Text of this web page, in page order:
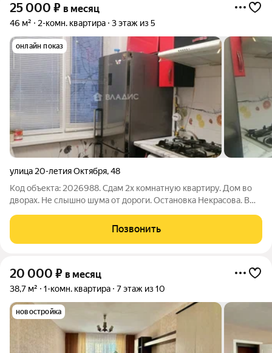
25 000 ₽ в месяц
46 м² 2-комн. квартира 3 этаж из 5
онлайн показ
улица 20-летия Октября,48
Код объекта: 2026988. Сдам 2х комнатную квартиру. Дом во
дворах. Не слышно шума от дороги. Остановка Некрасова. В
Потолок натяжной, на полу в комнатах паркет. Выход на балкон
из спальни. Имеется
Позвонить
20 000 ₽ в месяц
38,7 м² 1-комн. квартира 7 этаж из 10
новостройка